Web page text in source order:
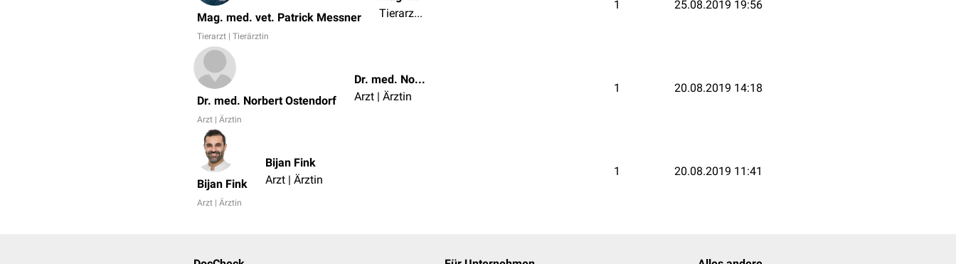
Mag. med. vet. Patrick Messner
Tierarzt | Tierärztin
Tierarzt | Tierärztin
1 25.08.2019 19:56
Dr. med. Norbert Ostendorf
Arzt | Ärztin
Dr. med. Norbert Ostendorf
Arzt | Ärztin
1 20.08.2019 14:18
Bijan Fink
Arzt | Ärztin
Bijan Fink
Arzt | Ärztin
1 20.08.2019 11:41